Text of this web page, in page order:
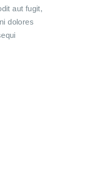
aut fugit,
dolores